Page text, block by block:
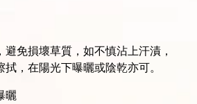
避免損壞草質，如不慎沾上汗漬，
，在陽光下曝曬或陰乾亦可。
曬